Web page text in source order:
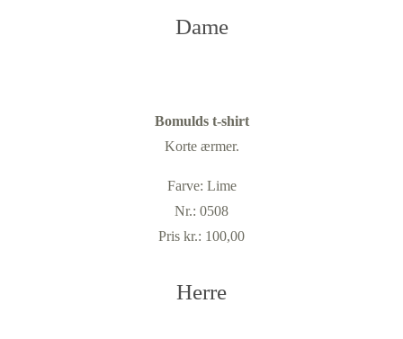
Dame
Bomulds t-shirt
Korte ærmer.
Farve: Lime
Nr.: 0508
Pris kr.: 100,00
Herre